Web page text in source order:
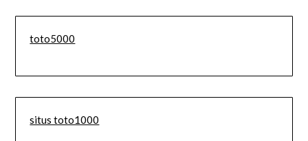
toto5000
situs toto1000